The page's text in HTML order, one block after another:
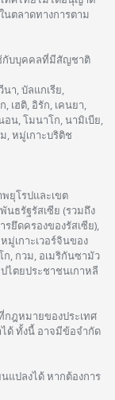
ตลาดทางการตาม
ช้กับบุคคลที่มีสัญชาติ
นา, บัลแกเรีย,
เฮติ, อิรัก, เคนยา,
อน, โมนาโก, นามิเบีย,
, หมู่เกาะบริติช
ยุโรปและเขต
นธรัฐรัสเซีย (รวมถึง
ยึดครองของรัสเซีย),
มู่เกาะเวอร์จินของ
ก, กวม, อเมริกันซามัว
ไตยประชาชนเกาหลี
ฎหมายของประเทศ
ด้ ทั้งนี้ อาจมีข้อจำกัด
แปลงได้ หากต้องการ